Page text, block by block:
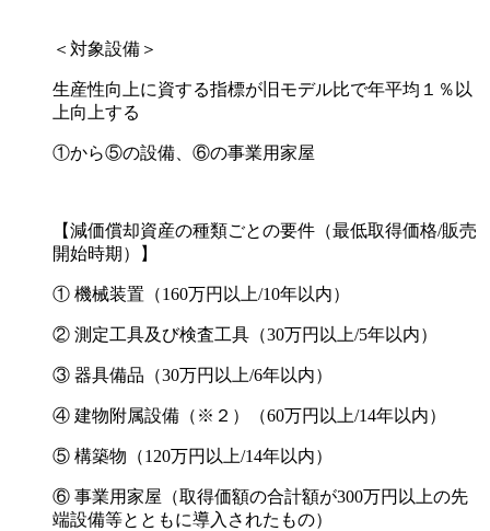
＜対象設備＞
⽣産性向上に資する指標が旧モデル⽐で年平均１％以
上向上する
①から⑤の設備、⑥の事業⽤家屋
【減価償却資産の種類ごとの要件（最低取得価格/販売
開始時期）】
① 機械装置（160万円以上/10年以内）
② 測定⼯具及び検査⼯具（30万円以上/5年以内）
③ 器具備品（30万円以上/6年以内）
④ 建物附属設備（※２）（60万円以上/14年以内）
⑤ 構築物（120万円以上/14年以内）
⑥ 事業⽤家屋（取得価額の合計額が300万円以上の先
端設備等とともに導⼊されたもの）